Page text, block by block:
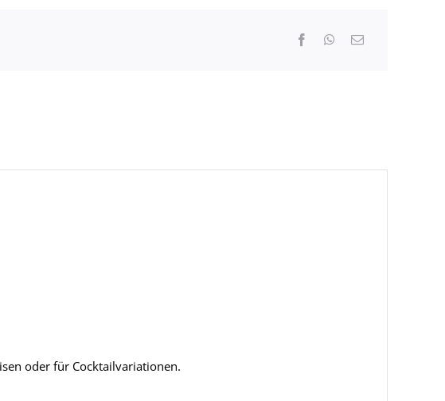
oder für Cocktailvariationen.